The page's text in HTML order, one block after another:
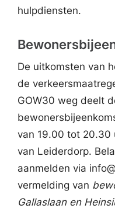
hulpdiensten.
De uitkomsten van
de
GOW30 weg deelt
van 19.00 tot 20.30
van Leiderdorp.
aanmelden via
vermelding van
Gallaslaan en